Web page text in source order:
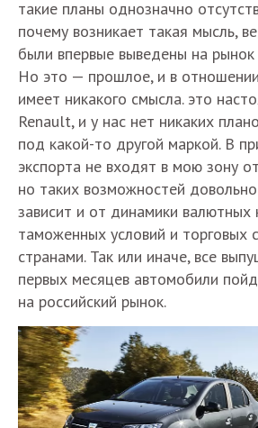
такие планы однозначно
почему возникает такая мысль,
были впервые выведены на
Но это — прошлое, и в
имеет никакого смысла. это
Renault, и у нас нет никаких
под какой-то другой маркой. В
экспорта не входят в мою зону
но таких возможностей
зависит и от динамики валютных
таможенных условий и торговых
странами. Так или иначе, все
первых месяцев автомобили
на российский рынок.